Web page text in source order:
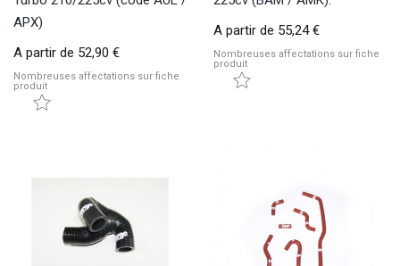
APX)
A partir de 52,90 €
Nombreuses affectations sur fiche
produit
A partir de 55,24 €
Nombreuses affectations sur fiche
produit